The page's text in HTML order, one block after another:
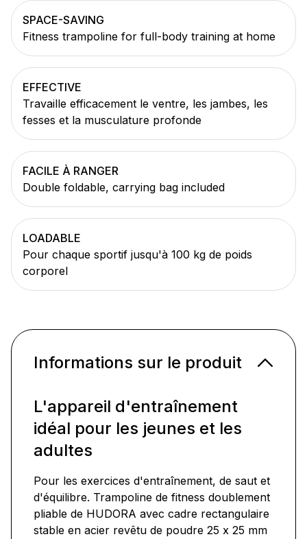
SPACE-SAVING
Fitness trampoline for full-body training at home
EFFECTIVE
Travaille efficacement le ventre, les jambes, les
fesses et la musculature profonde
FACILE À RANGER
Double foldable, carrying bag included
LOADABLE
Pour chaque sportif jusqu'à 100 kg de poids
corporel
Informations sur le produit
L'appareil d'entraînement
idéal pour les jeunes et les
adultes
Pour les exercices d'entraînement, de saut et
d'équilibre. Trampoline de fitness doublement
pliable de HUDORA avec cadre rectangulaire
stable en acier revêtu de poudre 25 x 25 mm